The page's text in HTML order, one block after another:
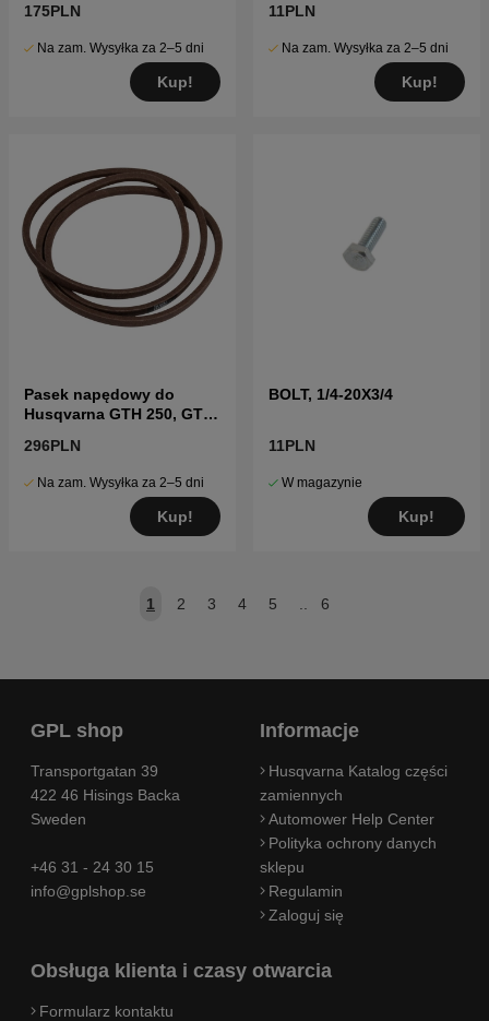
175PLN
Na zam. Wysyłka za 2–5 dni
Kup!
11PLN
Na zam. Wysyłka za 2–5 dni
Kup!
Pasek napędowy do
Husqvarna GTH 250, GTH
296PLN
Na zam. Wysyłka za 2–5 dni
Kup!
BOLT, 1/4-20X3/4
11PLN
W magazynie
Kup!
1 2 3 4 5 6
GPL shop
Transportgatan 39
422 46 Hisings Backa
Sweden
+46 31 - 24 30 15
info@gplshop.se
Informacje
Husqvarna Katalog części
zamiennych
Automower Help Center
Polityka ochrony danych
sklepu
Regulamin
Zaloguj się
Obsługa klienta i czasy otwarcia
Formularz kontaktu